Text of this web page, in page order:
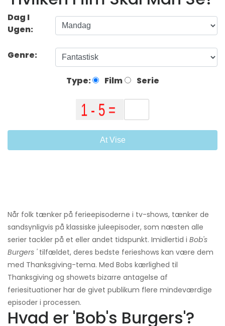
Dag I
Ugen:
Genre:
Type: Film Serie
At Vise
Når folk tænker på ferieepisoderne i tv-shows, tænker de
sandsynligvis på klassiske juleepisoder, som næsten alle
serier tackler på et eller andet tidspunkt. Imidlertid i Bob's
Burgers 'tilfældet, deres bedste ferieshows kan være dem
med Thanksgiving-tema. Med Bobs kærlighed til
Thanksgiving og showets bizarre antagelse af
feriesituationer har de givet publikum flere mindeværdige
episoder i processen.
Hvad er 'Bob's Burgers'?